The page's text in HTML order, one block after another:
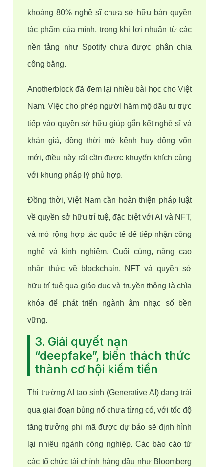
khoảng 80% nghệ sĩ chưa sở hữu bản quyền
tác phẩm của mình, trong khi lợi nhuận từ các
nền tảng như Spotify chưa được phân chia
công bằng.
Anotherblock đã đem lại nhiều bài học cho Việt
Nam. Việc cho phép người hâm mộ đầu tư trực
tiếp vào quyền sở hữu giúp gắn kết nghệ sĩ và
khán giả, đồng thời mở kênh huy động vốn
mới, điều này rất cần được khuyến khích cùng
với khung pháp lý phù hợp.
Đồng thời, Việt Nam cần hoàn thiện pháp luật
về quyền sở hữu trí tuệ, đặc biệt với AI và NFT,
và mở rộng hợp tác quốc tế để tiếp nhận công
nghệ và kinh nghiệm. Cuối cùng, nâng cao
nhận thức về blockchain, NFT và quyền sở
hữu trí tuệ qua giáo dục và truyền thông là chìa
khóa để phát triển ngành âm nhạc số bền
vững.
3. Giải quyết nạn
“deepfake”, biến thách thức
thành cơ hội kiếm tiền
Thị trường AI tạo sinh (Generative AI) đang trải
qua giai đoạn bùng nổ chưa từng có, với tốc độ
tăng trưởng phi mã được dự báo sẽ định hình
lại nhiều ngành công nghiệp. Các báo cáo từ
các tổ chức tài chính hàng đầu như Bloomberg